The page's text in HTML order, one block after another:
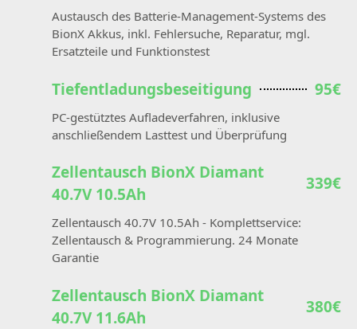
Austausch des Batterie-Management-Systems des
BionX Akkus, inkl. Fehlersuche, Reparatur, mgl.
Ersatzteile und Funktionstest
Tiefentladungsbeseitigung 95€
PC-gestütztes Aufladeverfahren, inklusive
anschließendem Lasttest und Überprüfung
Zellentausch BionX Diamant
40.7V 10.5Ah
339€
Zellentausch 40.7V 10.5Ah - Komplettservice:
Zellentausch & Programmierung. 24 Monate
Garantie
Zellentausch BionX Diamant
40.7V 11.6Ah
380€